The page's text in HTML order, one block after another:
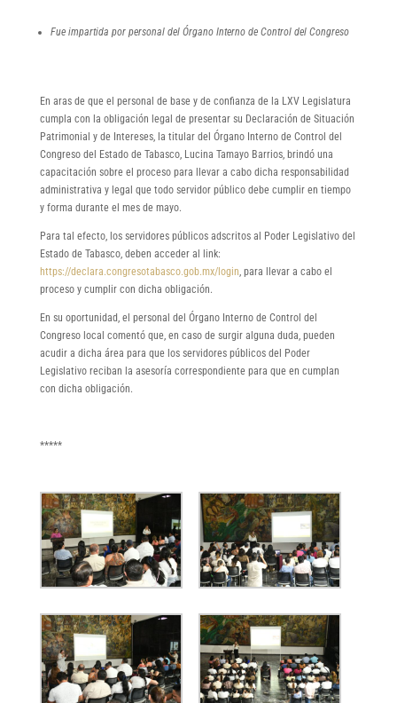
Fue impartida por personal del Órgano Interno de Control del Congreso
En aras de que el personal de base y de confianza de la LXV Legislatura
cumpla con la obligación legal de presentar su Declaración de Situación
Patrimonial y de Intereses, la titular del Órgano Interno de Control del
Congreso del Estado de Tabasco, Lucina Tamayo Barrios, brindó una
capacitación sobre el proceso para llevar a cabo dicha responsabilidad
administrativa y legal que todo servidor público debe cumplir en tiempo
y forma durante el mes de mayo.
Para tal efecto, los servidores públicos adscritos al Poder Legislativo del
Estado de Tabasco, deben acceder al link:
https://declara.congresotabasco.gob.mx/login , para llevar a cabo el
proceso y cumplir con dicha obligación.
En su oportunidad, el personal del Órgano Interno de Control del
Congreso local comentó que, en caso de surgir alguna duda, pueden
acudir a dicha área para que los servidores públicos del Poder
Legislativo reciban la asesoría correspondiente para que en cumplan
con dicha obligación.
*****